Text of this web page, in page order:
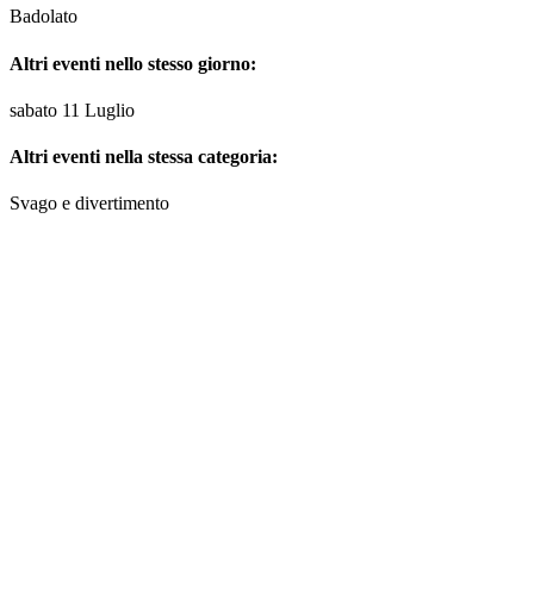
Badolato
Altri eventi nello stesso giorno:
sabato 11 Luglio
Altri eventi nella stessa categoria:
Svago e divertimento